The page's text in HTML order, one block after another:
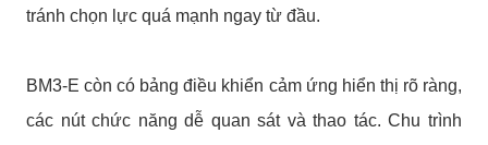
tránh chọn lực quá mạnh ngay từ đầu.
BM3-E còn có bảng điều khiển cảm ứng hiển thị rõ ràng,
các nút chức năng dễ quan sát và thao tác. Chu trình